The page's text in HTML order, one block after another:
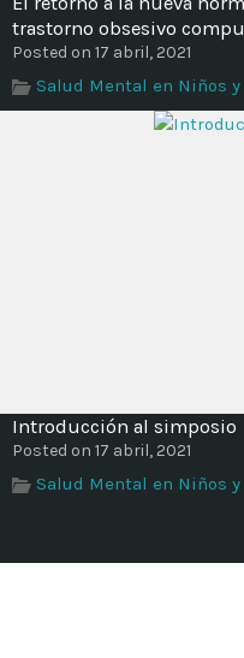
trastorno obsesivo
Posted on 17 abril, 2021
Salud Mental en Niños
Introducción al simposio
Posted on 17 abril, 2021
Salud Mental en Niños